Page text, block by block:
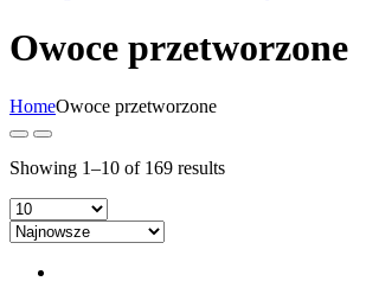
Owoce przetworzone
HomeOwoce przetworzone
Showing 1–10 of 169 results